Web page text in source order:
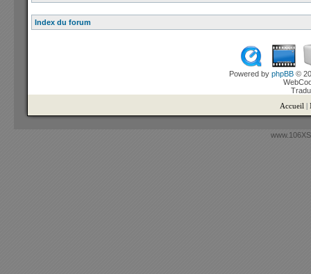
Index du forum
Powered by phpBB ©
Accueil |